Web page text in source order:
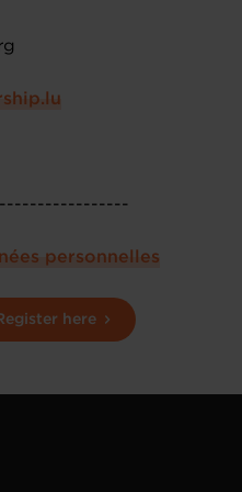
personnelles
here